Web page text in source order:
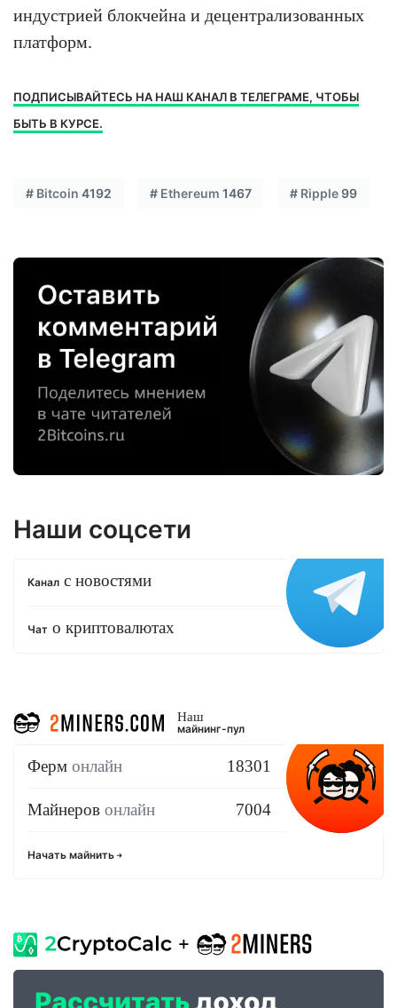
индустрией блокчейна и децентрализованных
платформ.
ПОДПИСЫВАЙТЕСЬ НА НАШ КАНАЛ В ТЕЛЕГРАМЕ, ЧТОБЫ
БЫТЬ В КУРСЕ.
# Bitcoin 4192 # Ethereum 1467 # Ripple99
Наши соцсети
Канал с новостями
Чат о криптовалютах
Наш
майнинг-пул
Ферм онлайн 18301
Майнеров онлайн 7004
Начать майнить